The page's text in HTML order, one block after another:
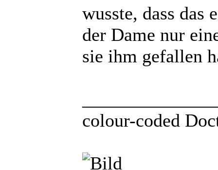
wusste, dass das
der Dame nur
sie ihm gefallen
colour-coded